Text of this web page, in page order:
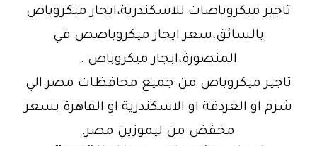
تاجير ميكروباصات للاسكندرية،ايجار ميكروباص
بالسائق،سعر ايجار ميكروباصص في
المنصورة،ايجار ميكروباص .
تاجير ميكروباص من جميع محافظات مصر الي
شرم او الغردقة او الاسكندرية او القاهرة بسعر
مخفض من ليموزين مصر.